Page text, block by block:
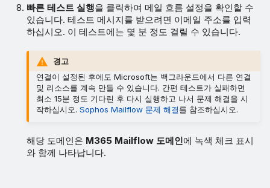
빠른 테스트 실행을 클릭하여 메일 흐름 설정을 확인할 수
있습니다. 테스트 메시지를 받으려면 이메일 주소를 입력
하십시오. 이 테스트에는 몇 분 정도 걸릴 수 있습니다.
경고
연결이 설정된 후에도 Microsoft는 백그라운드에서 다른 연결
및 리소스를 계속 만들 수 있습니다. 간편 테스트가 실패하면
최소 15분 정도 기다린 후 다시 실행하고 나서 문제 해결을 시
작하십시오.Sophos Mailflow 문제 해결를 참조하십시오.
해당 도메인은 M365 Mailflow 도메인에 녹색 체크 표시
와 함께 나타납니다.